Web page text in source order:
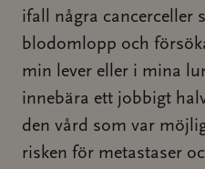
ifall några cancerceller
blodomlopp och
min lever eller i mina
innebära ett jobbigt
den vård som var
risken för metastaser